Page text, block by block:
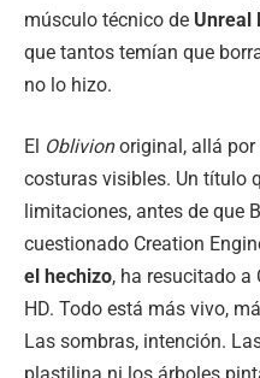
músculo técnico de Unreal
que tantos temían que
no lo hizo.
El Oblivionoriginal, allá por
costuras visibles. Un título
limitaciones, antes de que
cuestionado Creation
el hechizo, ha resucitado
HD. Todo está más vivo,
Las sombras, intención.